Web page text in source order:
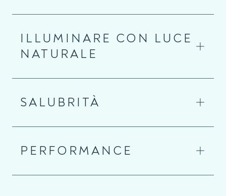
ILLUMINARE CON LUCE
NATURALE
SALUBRITÀ
PERFORMANCE